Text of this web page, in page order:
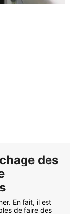
des
En fait, il est
de faire des